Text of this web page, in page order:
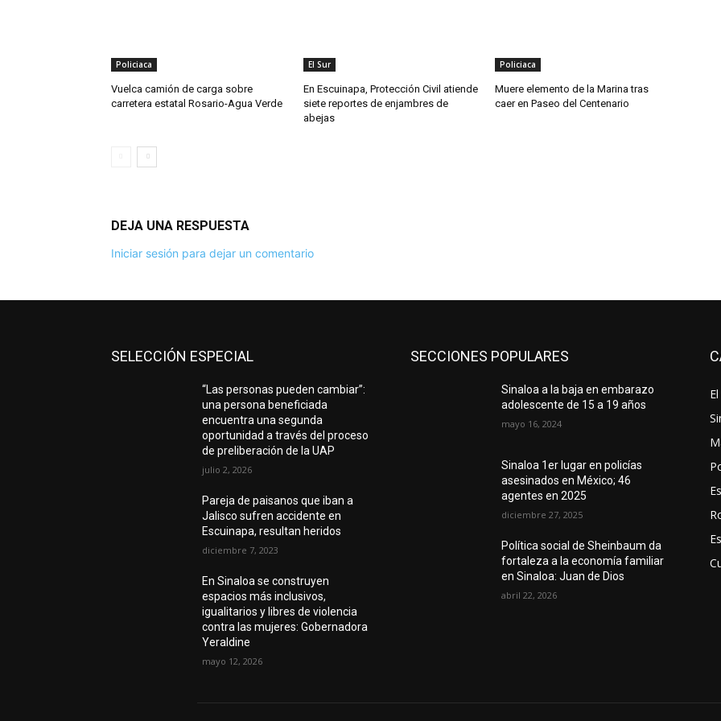
Policiaca
Vuelca camión de carga sobre
carretera estatal Rosario-Agua Verde
El Sur
En Escuinapa, Protección Civil atiende
siete reportes de enjambres de
abejas
Policiaca
Muere elemento de la Marina tras
caer en Paseo del Centenario
DEJA UNA RESPUESTA
Iniciar sesión para dejar un comentario
SELECCIÓN ESPECIAL
“Las personas pueden cambiar”:
una persona beneficiada
encuentra una segunda
oportunidad a través del proceso
de preliberación de la UAP
julio 2, 2026
Pareja de paisanos que iban a
Jalisco sufren accidente en
Escuinapa, resultan heridos
diciembre 7, 2023
En Sinaloa se construyen
espacios más inclusivos,
igualitarios y libres de violencia
contra las mujeres: Gobernadora
Yeraldine
mayo 12, 2026
SECCIONES POPULARES
Sinaloa a la baja en embarazo
adolescente de 15 a 19 años
mayo 16, 2024
Sinaloa 1er lugar en policías
asesinados en México; 46
agentes en 2025
diciembre 27, 2025
Política social de Sheinbaum da
fortaleza a la economía familiar
en Sinaloa: Juan de Dios
abril 22, 2026